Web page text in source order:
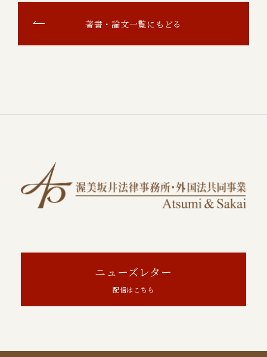
著書・論文一覧にもどる
ニューズレター
配信はこちら